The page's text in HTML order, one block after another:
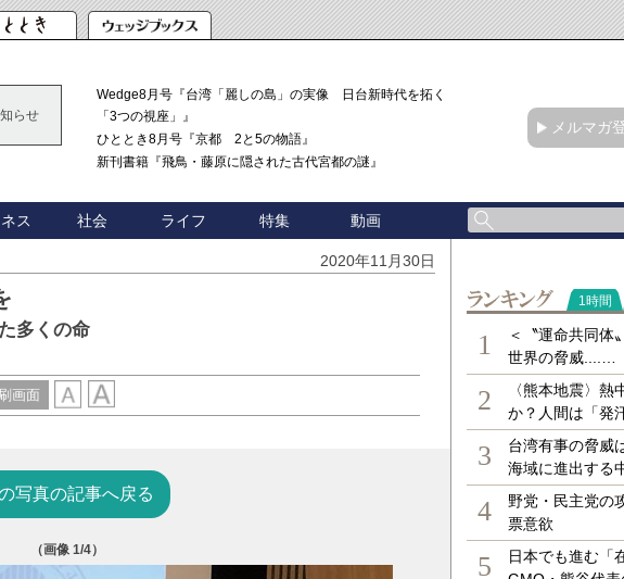
らせ
Wedge8月号『台湾「麗しの島」の実像 日台新時代を拓く
「3つの視座」』
ひととき8月号『京都 2と5の物語』
新刊書籍『飛鳥・藤原に隠された古代宮都の謎』
メルマガ
ス 社会 ライフ 特集 動画
2020年11月30日
多くの命
画面
写真の記事へ戻る
（画像1/4）
1時間
1
＜〝運命共同体
世界の脅威....…
2
〈熊本地震〉熱
か？人間は「発
3
台湾有事の脅威
海域に進出する
4
野党・民主党の
票意欲
5
日本でも進む「